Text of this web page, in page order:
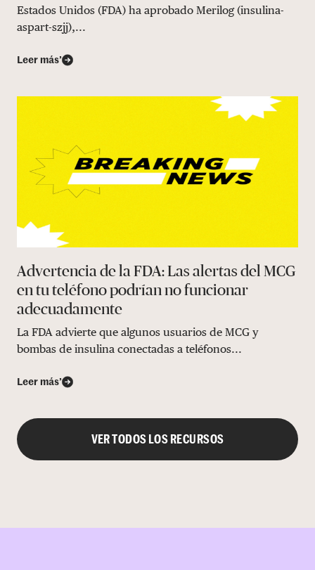
Estados Unidos (FDA) ha aprobado Merilog (insulina-
aspart-szjj),...
Leer más’
Advertencia de la FDA: Las alertas del MCG
en tu teléfono podrían no funcionar
adecuadamente
La FDA advierte que algunos usuarios de MCG y
bombas de insulina conectadas a teléfonos...
Leer más’
VER TODOS LOS RECURSOS